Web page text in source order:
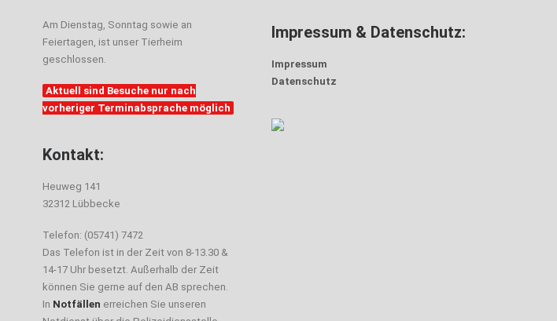
Am Dienstag, Sonntag sowie an
Feiertagen, ist unser Tierheim
geschlossen.
Aktuell sind Besuche nur nach
vorheriger Terminabsprache möglich
Kontakt:
Heuweg 141
32312 Lübbecke
Telefon: (05741) 7472
Das Telefon ist in der Zeit von 8-13.30 &
14-17 Uhr besetzt. Außerhalb der Zeit
können Sie gerne auf den AB sprechen.
In Notfällen erreichen Sie unseren
Impressum & Datenschutz:
Impressum
Datenschutz